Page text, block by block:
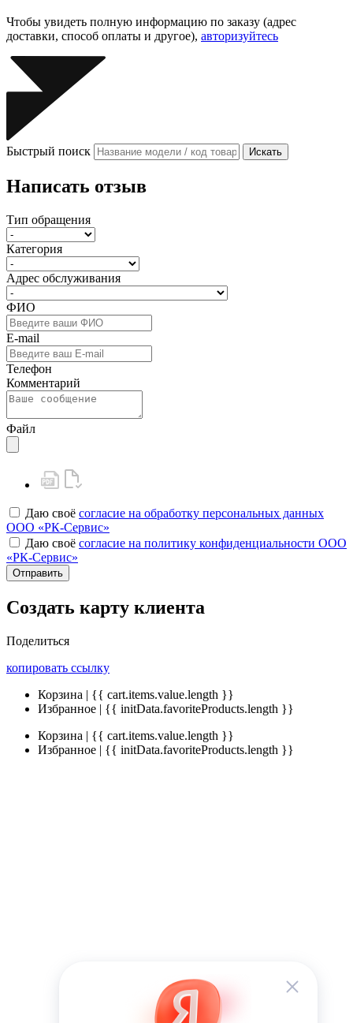
Чтобы увидеть полную информацию по заказу (адрес
доставки, способ оплаты и другое), авторизуйтесь
Быстрый поиск Искать
Написать отзыв
Тип обращения
Категория
Адрес обслуживания
ФИО
E-mail
Телефон
Комментарий
Файл
Даю своё согласие на обработку персональных данных
ООО «РК-Сервис»
Даю своё согласие на политику конфиденциальности ООО
«РК-Сервис»
Отправить
Создать карту клиента
Поделиться
копировать ссылку
Корзина | {{ cart.items.value.length }}
Избранное | {{ initData.favoriteProducts.length }}
Корзина | {{ cart.items.value.length }}
Избранное | {{ initData.favoriteProducts.length }}